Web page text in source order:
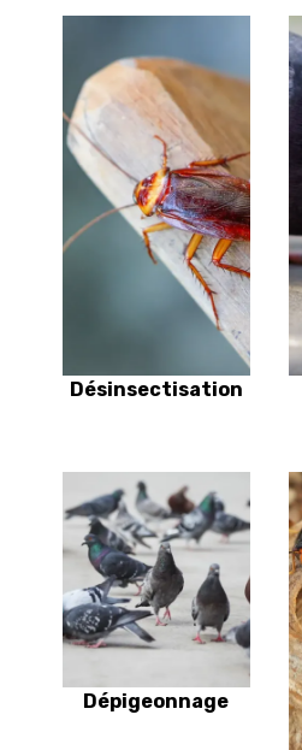
Désinsectisation
Dépigeonnage